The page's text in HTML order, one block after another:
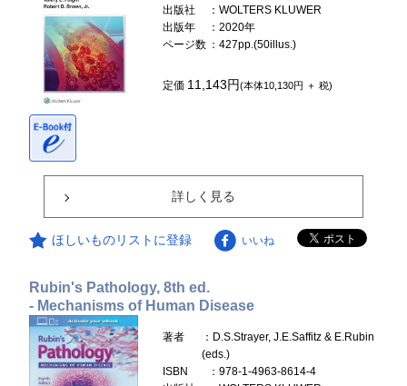
出版社
：WOLTERS KLUWER
出版年
：2020年
ページ数 ：427pp.(50illus.)
定価 11,143円(本体10,130円 ＋ 税)
詳しく見る
ほしいものリストに登録 いいね
Rubin's Pathology, 8th ed.
- Mechanisms of Human Disease
著者
：D.S.Strayer, J.E.Saffitz & E.Rubin
(eds.)
ISBN
：978-1-4963-8614-4